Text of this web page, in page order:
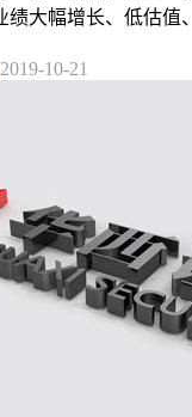
绩大幅增长、低估值
2019-10-21